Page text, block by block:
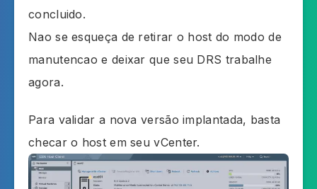
concluido.
Nao se esqueça de retirar o host do modo de
manutencao e deixar que seu DRS trabalhe
agora.
Para validar a nova versão implantada, basta
checar o host em seu vCenter.